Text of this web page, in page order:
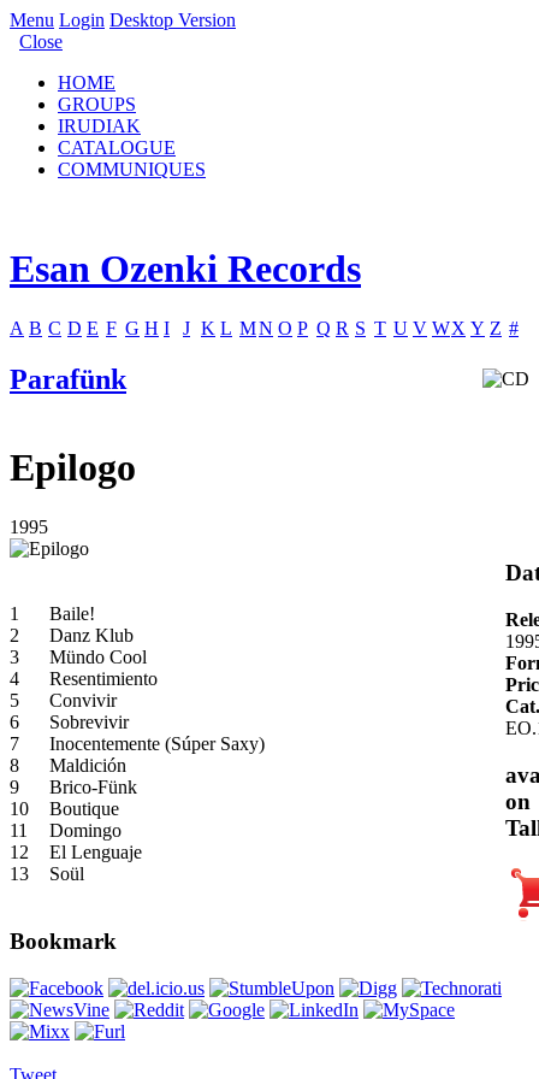
Menu Login Desktop Version
Close
HOME
GROUPS
IRUDIAK
CATALOGUE
COMMUNIQUES
Esan Ozenki Records
A B C D E F G H I J K L MN O P Q R S T U V WX Y Z #
Parafünk
Epilogo
1995
1
Baile!
2
Danz Klub
3
Mündo Cool
4
Resentimiento
5
Convivir
6
Sobrevivir
7
Inocentemente (Súper Saxy)
8
Maldición
9
Brico-Fünk
10
Boutique
11
Domingo
12
El Lenguaje
13
Soül
Bookmark
on